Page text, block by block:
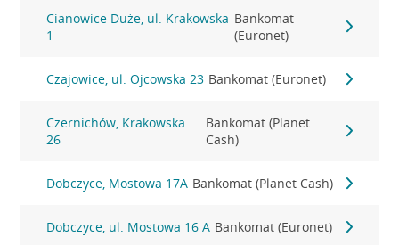
Cianowice Duże, ul. Krakowska
1
Bankomat
(Euronet)
Czajowice, ul. Ojcowska 23 Bankomat (Euronet)
Czernichów, Krakowska
26
Bankomat (Planet
Cash)
Dobczyce, Mostowa 17A Bankomat (Planet Cash)
Dobczyce, ul. Mostowa 16 A Bankomat (Euronet)